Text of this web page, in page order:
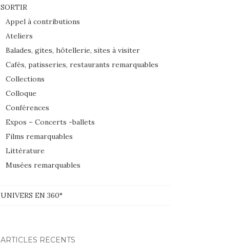
SORTIR
Appel à contributions
Ateliers
Balades, gites, hôtellerie, sites à visiter
Cafés, patisseries, restaurants remarquables
Collections
Colloque
Conférences
Expos – Concerts -ballets
Films remarquables
Littérature
Musées remarquables
UNIVERS EN 360°
ARTICLES RÉCENTS